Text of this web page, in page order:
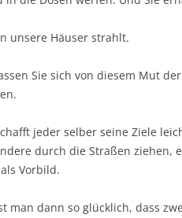
unsere Häuser strahlt.
Sie sich von diesem Mut
jeder selber seine Ziele
durch die Straßen ziehen,
Vorbild.
man dann so glücklich, dass